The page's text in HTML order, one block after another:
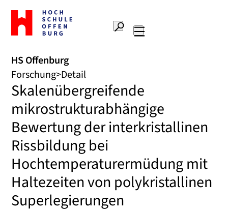
Zur
Startseite
Hochschule
Suche
HS Offenburg
Forschung Detail
Skalenübergreifende
mikrostrukturabhängige
Bewertung der interkristallinen
Rissbildung bei
Hochtemperaturermüdung mit
Haltezeiten von polykristallinen
Superlegierungen